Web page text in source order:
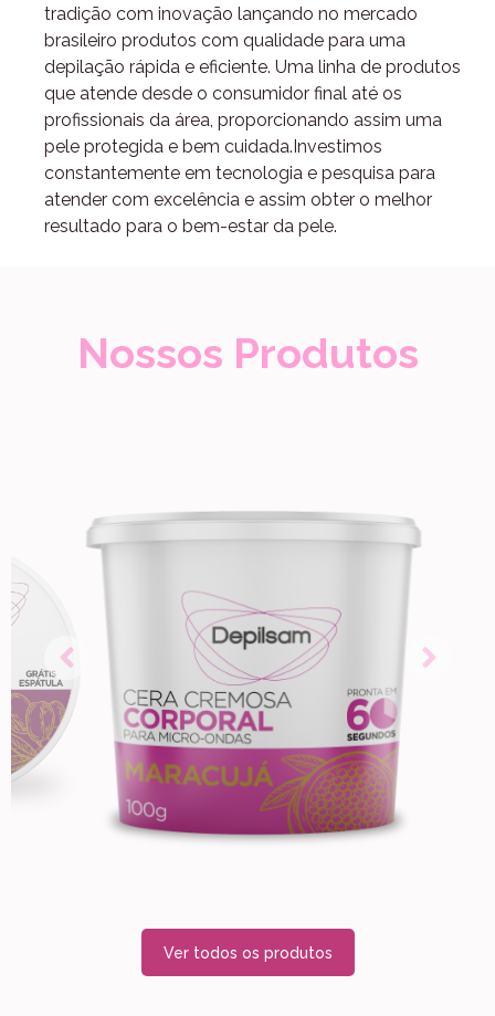
tradição com inovação lançando no mercado
brasileiro produtos com qualidade para uma
depilação rápida e eficiente. Uma linha de produtos
que atende desde o consumidor final até os
profissionais da área, proporcionando assim uma
pele protegida e bem cuidada.Investimos
constantemente em tecnologia e pesquisa para
atender com excelência e assim obter o melhor
resultado para o bem-estar da pele.
Nossos Produtos
Ver todos os produtos